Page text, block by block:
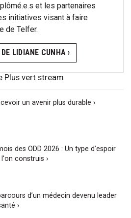
et les partenaires
initiatives visant à faire
de Telfer.
LIDIANE CUNHA ›
Plus vert stream
un avenir plus durable ›
des ODD 2026 : Un type d’espoir
l'on construis ›
d’un médecin devenu leader
›